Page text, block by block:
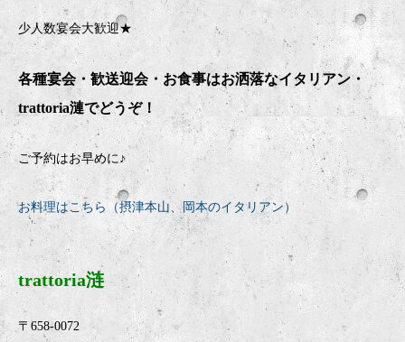
少人数宴会大歓迎★
各種宴会・歓送迎会・お食事はお洒落なイタリアン・
trattoria漣でどうぞ！
ご予約はお早めに♪
お料理はこちら（摂津本山、岡本のイタリアン）
trattoria涟
〒658-0072